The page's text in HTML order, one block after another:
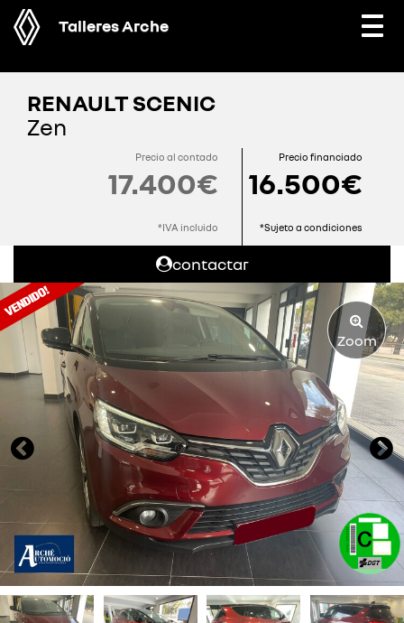
Talleres Arche
RENAULT SCENIC
Zen
Precio al contado
17.400€
*IVA incluido
Precio financiado
16.500€
*Sujeto a condiciones
contactar
Zoom